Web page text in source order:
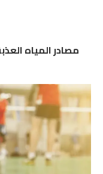
مصادر المياه